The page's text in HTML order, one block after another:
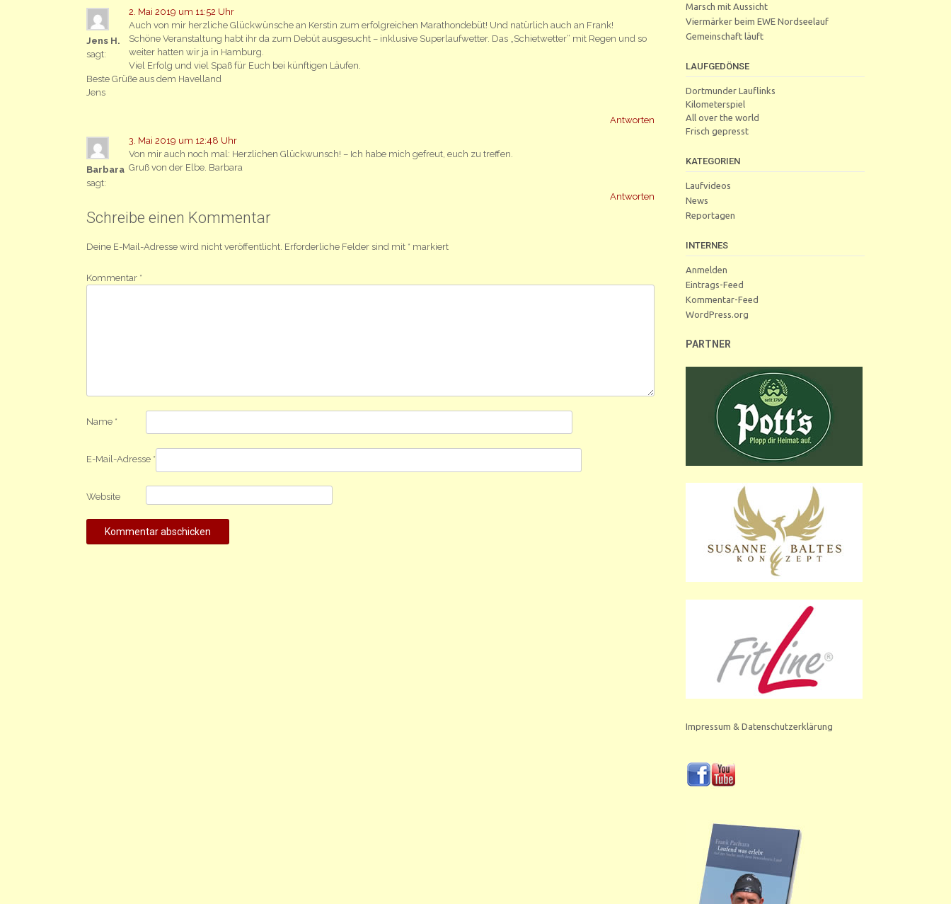
Jens H.
sagt:
2. Mai 2019 um 11:52 Uhr
Auch von mir herzliche Glückwünsche an Kerstin zum erfolgreichen Marathondebüt! Und natürlich auch an Frank!
Schöne Veranstaltung habt ihr da zum Debüt ausgesucht – inklusive Superlaufwetter. Das „Schietwetter“ mit Regen und so
weiter hatten wir ja in Hamburg.
Viel Erfolg und viel Spaß für Euch bei künftigen Läufen.
Beste Grüße aus dem Havelland
Jens
Antworten
Barbara
sagt:
3. Mai 2019 um 12:48 Uhr
Von mir auch noch mal: Herzlichen Glückwunsch! – Ich habe mich gefreut, euch zu treffen.
Gruß von der Elbe. Barbara
Antworten
Schreibe einen Kommentar
Deine E-Mail-Adresse wird nicht veröffentlicht. Erforderliche Felder sind mit * markiert
Kommentar *
Name *
E-Mail-Adresse *
Website
Marsch mit Aussicht
Viermärker beim EWE Nordseelauf
Gemeinschaft läuft
LAUFGEDÖNSE
Dortmunder Lauflinks
Kilometerspiel
All over the world
Frisch gepresst
KATEGORIEN
Laufvideos
News
Reportagen
INTERNES
Anmelden
Eintrags-Feed
Kommentar-Feed
WordPress.org
PARTNER
Impressum & Datenschutzerklärung